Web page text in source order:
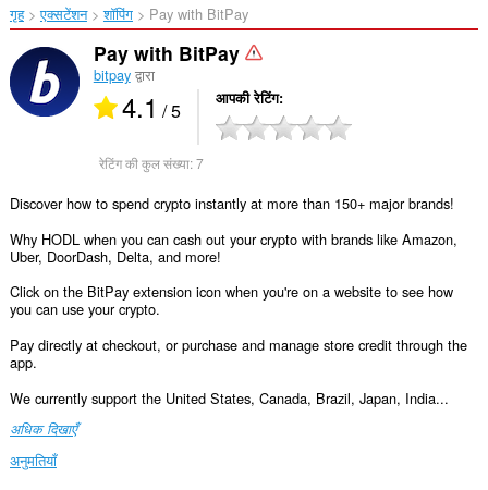
गृह एक्सटेंशन शॉपिंग Pay with BitPay‎
Pay with BitPay
bitpayद्वारा
4.1 / 5 आपकी रेटिंग
रेटिंग की कुल संख्या:7
Discover how to spend crypto instantly at more than 150+ major brands!
Why HODL when you can cash out your crypto with brands like Amazon,
Uber, DoorDash, Delta, and more!
Click on the BitPay extension icon when you're on a website to see how
you can use your crypto.
Pay directly at checkout, or purchase and manage store credit through the
app.
We currently support the United States, Canada, Brazil, Japan, India...
अधिक दिखाएँ
अनुमतियाँ